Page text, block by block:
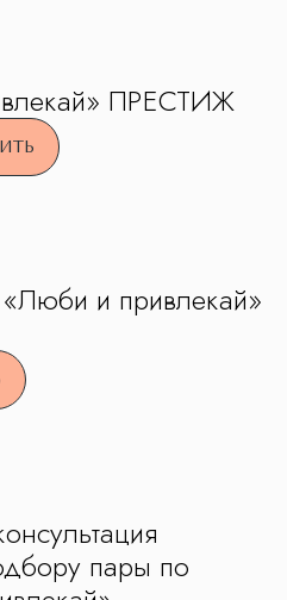
ПРЕСТИЖ
и привлекай»
пары по